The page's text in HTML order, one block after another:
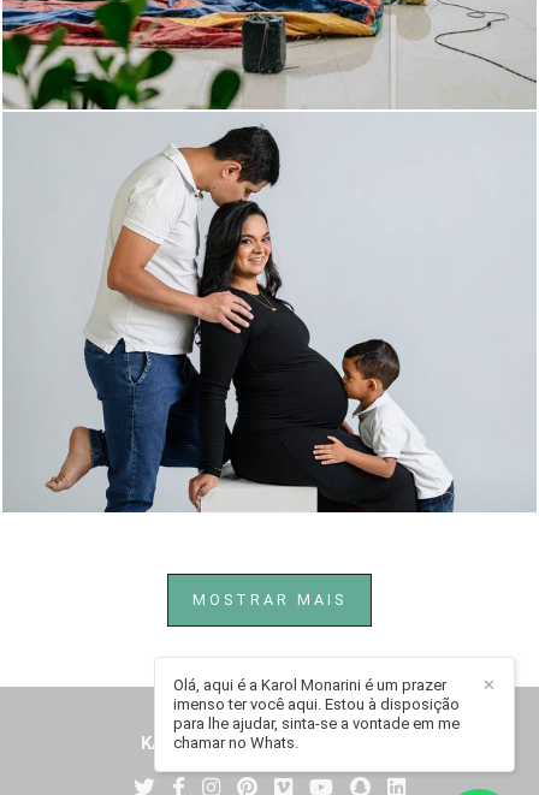
216 0
MOSTRAR MAIS
KAROL MONARINI/
✕
Olá, aqui é a Karol Monarini é um prazer
imenso ter você aqui. Estou à disposição
para lhe ajudar, sinta-se a vontade em me
chamar no Whats.